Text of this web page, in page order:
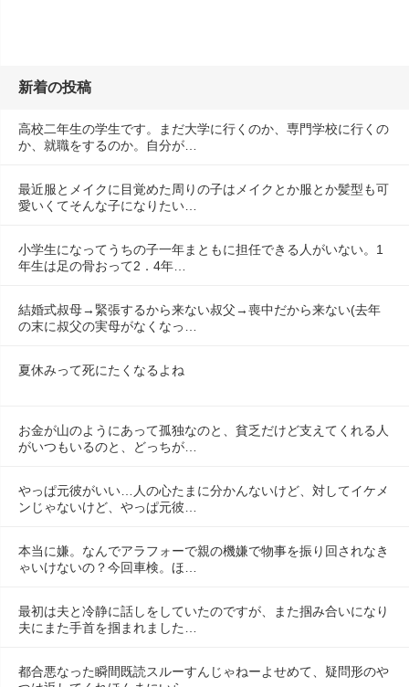
新着の投稿
高校二年生の学生です。まだ大学に行くのか、専門学校に行くの
か、就職をするのか。自分が…
最近服とメイクに目覚めた周りの子はメイクとか服とか髪型も可
愛いくてそんな子になりたい…
小学生になってうちの子一年まともに担任できる人がいない。1
年生は足の骨おって2．4年…
結婚式叔母→緊張するから来ない叔父→喪中だから来ない(去年
の末に叔父の実母がなくなっ…
夏休みって死にたくなるよね
お金が山のようにあって孤独なのと、貧乏だけど支えてくれる人
がいつもいるのと、どっちが…
やっぱ元彼がいい…人の心たまに分かんないけど、対してイケメ
ンじゃないけど、やっぱ元彼…
本当に嫌。なんでアラフォーで親の機嫌で物事を振り回されなき
ゃいけないの？今回車検。ほ…
最初は夫と冷静に話しをしていたのですが、また掴み合いになり
夫にまた手首を掴まれました…
都合悪なった瞬間既読スルーすんじゃねーよせめて、疑問形のや